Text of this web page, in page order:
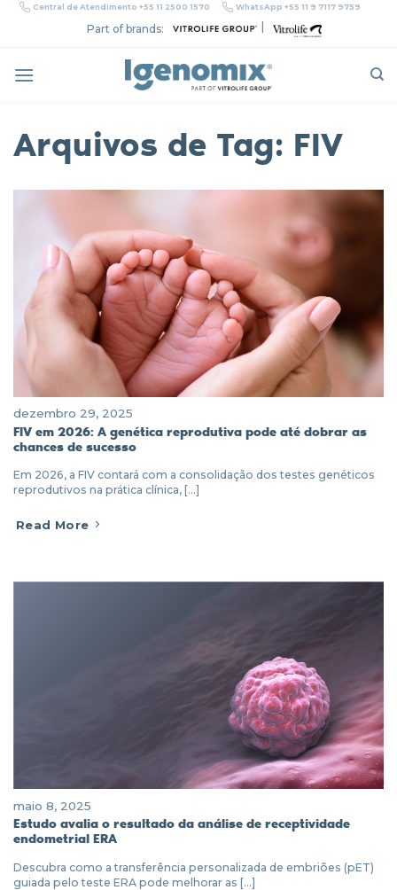
Skip Central de Atendimento +55 11 2500 1570 WhatsApp +55 11 9 7117 9759
Part of brands:
Arquivos de Tag: FIV
dezembro 29, 2025
FIV em 2026: A genética reprodutiva pode até dobrar as
chances de sucesso
Em 2026, a FIV contará com a consolidação dos testes genéticos
reprodutivos na prática clínica, [...]
Read More
maio 8, 2025
Estudo avalia o resultado da análise de receptividade
endometrial ERA
Descubra como a transferência personalizada de embriões (pET)
guiada pelo teste ERA pode melhorar as [...]